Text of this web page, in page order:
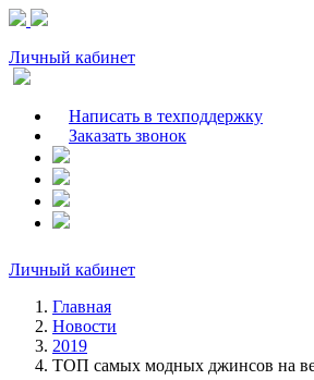
Личный кабинет
Написать в техподдержку
Заказать звонок
Личный кабинет
Главная
Новости
2019
ТОП самых модных джинсов на